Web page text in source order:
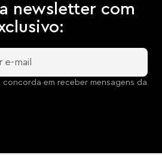
newsletter com
em receber mensagens da